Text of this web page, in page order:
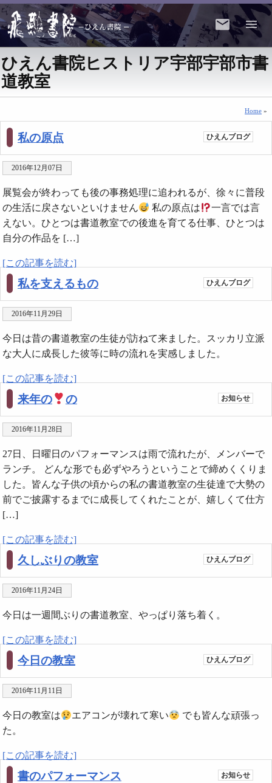
ひえん書院ヒストリア宇部宇部市書
道教室
Home »
私の原点 ひえんブログ
2016年12月07日
展覧会が終わっても後の事務処理に追われるが、徐々に普段
の生活に戻さないといけません
私の原点は
一言では言
えない。ひとつは書道教室での後進を育てる仕事、ひとつは
自分の作品を […]
[この記事を読む]
私を支えるもの ひえんブログ
2016年11月29日
今日は昔の書道教室の生徒が訪ねて来ました。スッカリ立派
な大人に成長した彼等に時の流れを実感しました。
[この記事を読む]
来年の の お知らせ
2016年11月28日
27日、日曜日のパフォーマンスは雨で流れたが、メンバーで
ランチ。 どんな形でも必ずやろうということで締めくくりま
した。皆んな子供の頃からの私の書道教室の生徒達で大勢の
前でご披露するまでに成長してくれたことが、嬉しくて仕方
[…]
[この記事を読む]
久しぶりの教室 ひえんブログ
2016年11月24日
今日は一週間ぶりの書道教室、やっぱり落ち着く。
[この記事を読む]
今日の教室 ひえんブログ
2016年11月11日
今日の教室は エアコンが壊れて寒い
でも皆んな頑張っ
た。
[この記事を読む]
書のパフォーマンス お知らせ